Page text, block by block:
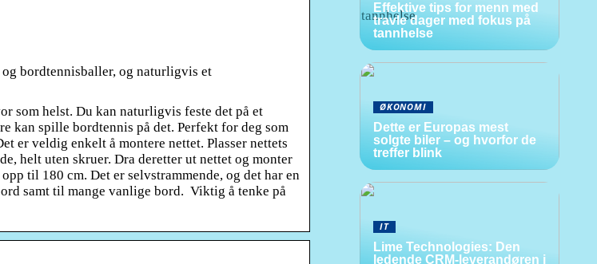
bordtennisballer, og naturligvis et
som helst. Du kan naturligvis feste det på et
kan spille bordtennis på det. Perfekt for deg som
er veldig enkelt å montere nettet. Plasser nettets
helt uten skruer. Dra deretter ut nettet og monter
til 180 cm. Det er selvstrammende, og det har en
samt til mange vanlige bord. Viktig å tenke på
Effektive tips for menn med
travle dager med fokus på
tannhelse
ØKONOMI
Dette er Europas mest
solgte biler – og hvorfor de
treffer blink
IT
Lime Technologies: Den
ledende CRM-leverandøren i